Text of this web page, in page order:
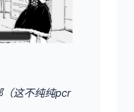
（这不纯纯pcr